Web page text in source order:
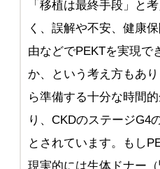
「移植は最終手段」と
く、誤解や不安、健康
由などでPEKTを実現で
か、という考え方もあ
ら準備する十分な時間
り、CKDのステージG4
とされています。もし
現実的には生体ドナー